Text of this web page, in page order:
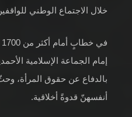
خلال الاجتماع الوطني للواقفين
إمام الجماعة الإسلامية
بالدفاع عن حقوق المرأة،
أنفسهنّ قدوةً أخلاقية.